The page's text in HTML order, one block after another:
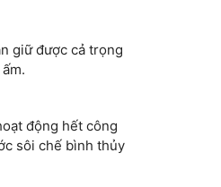
giữ được cả trọng
động hết công
sôi chế bình thủy